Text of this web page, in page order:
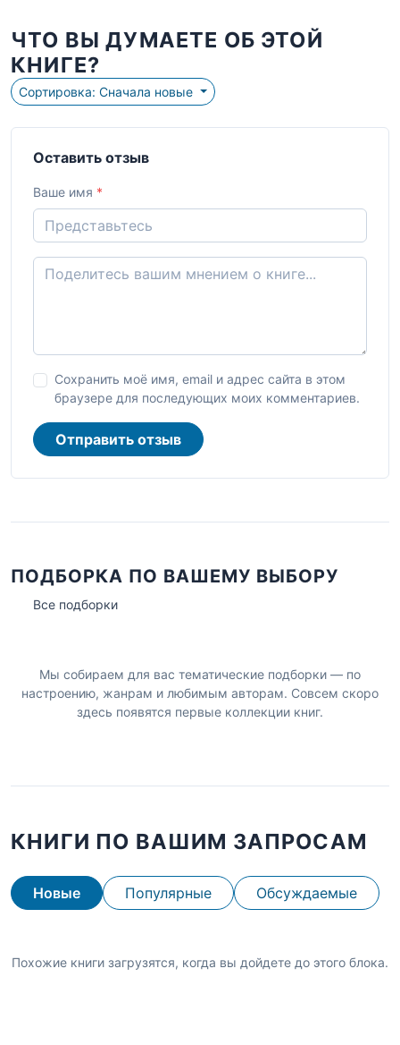
ЧТО ВЫ ДУМАЕТЕ ОБ ЭТОЙ
КНИГЕ?
Сортировка: Сначала новые
Оставить отзыв
Ваше имя *
Сохранить моё имя, email и адрес сайта в этом
браузере для последующих моих комментариев.
Отправить отзыв
ПОДБОРКА ПО ВАШЕМУ ВЫБОРУ
Все подборки
Мы собираем для вас тематические подборки — по
настроению, жанрам и любимым авторам. Совсем скоро
здесь появятся первые коллекции книг.
КНИГИ ПО ВАШИМ ЗАПРОСАМ
Новые Популярные Обсуждаемые
Похожие книги загрузятся, когда вы дойдете до этого блока.